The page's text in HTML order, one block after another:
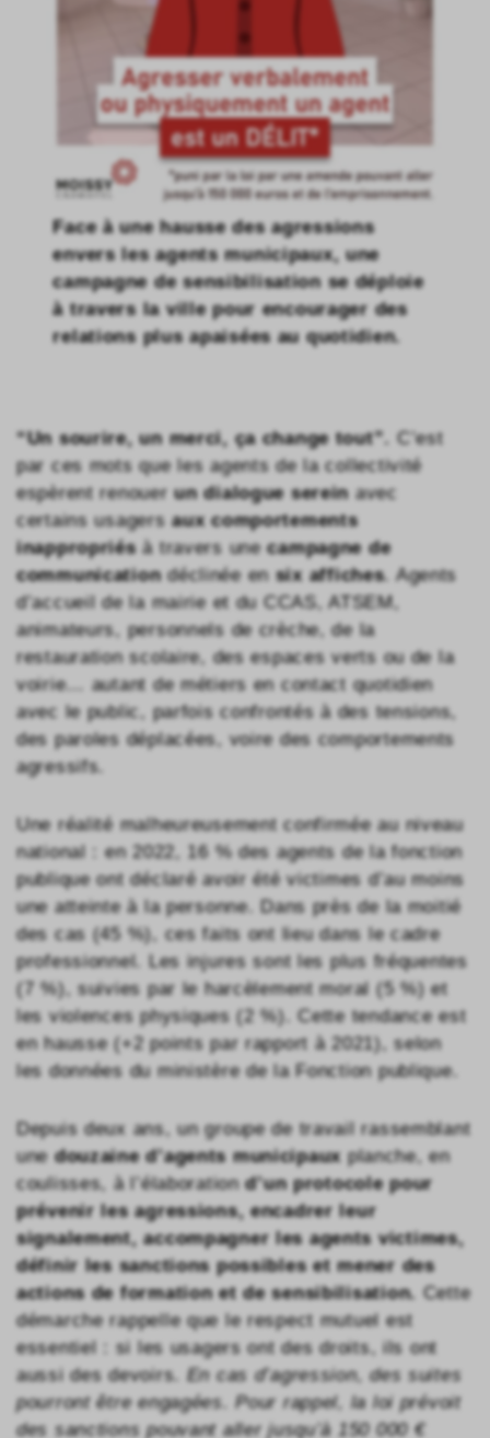
Face à une hausse des agressions
envers les agents municipaux, une
campagne de sensibilisation se déploie
à travers la ville pour encourager des
relations plus apaisées au quotidien.
“Un sourire, un merci, ça change tout”. C’est
par ces mots que les agents de la collectivité
espèrent renouerun dialogue sereinavec
certains usagersaux comportements
inappropriésà travers unecampagne de
communicationdéclinée ensix affiches. Agents
d’accueil de la mairie et du CCAS, ATSEM,
animateurs, personnels de crèche, de la
restauration scolaire, des espaces verts ou de la
voirie… autant de métiers en contact quotidien
avec le public, parfois confrontés à des tensions,
des paroles déplacées, voire des comportements
agressifs.
Une réalité malheureusement confirmée au niveau
national : en 2022, 16 % des agents de la fonction
publique ont déclaré avoir été victimes d’au moins
une atteinte à la personne. Dans près de la moitié
des cas (45 %), ces faits ont lieu dans le cadre
professionnel. Les injures sont les plus fréquentes
(7 %), suivies par le harcèlement moral (5 %) et
les violences physiques (2 %). Cette tendance est
en hausse (+2 points par rapport à 2021), selon
les données du ministère de la Fonction publique.
Depuis deux ans, un groupe de travail rassemblant
unedouzaine d’agents municipaux planche, en
coulisses, à l’élaborationd’un protocole pour
prévenir les agressions, encadrer leur
signalement, accompagner les agents victimes,
définir les sanctions possibles et mener des
actions de formation et de sensibilisation. Cette
démarche rappelle que le respect mutuel est
essentiel : si les usagers ont des droits, ils ont
aussi des devoirs. En cas d’agression, des suites
pourront être engagées. Pour rappel, la loi prévoit
des sanctions pouvant aller jusqu’à 150 000 €